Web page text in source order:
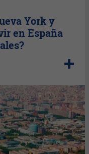
York y
en España